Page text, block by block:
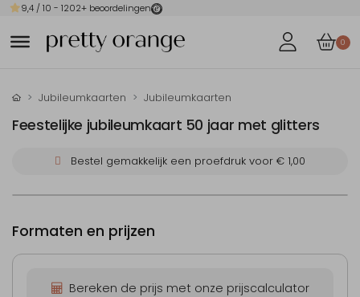
9,4 / 10 - 1202+ beoordelingen
0
Jubileumkaarten Jubileumkaarten
Feestelijke jubileumkaart 50 jaar met glitters
Bestel gemakkelijk een proefdruk voor € 1,00
Formaten en prijzen
Bereken de prijs met onze prijscalculator